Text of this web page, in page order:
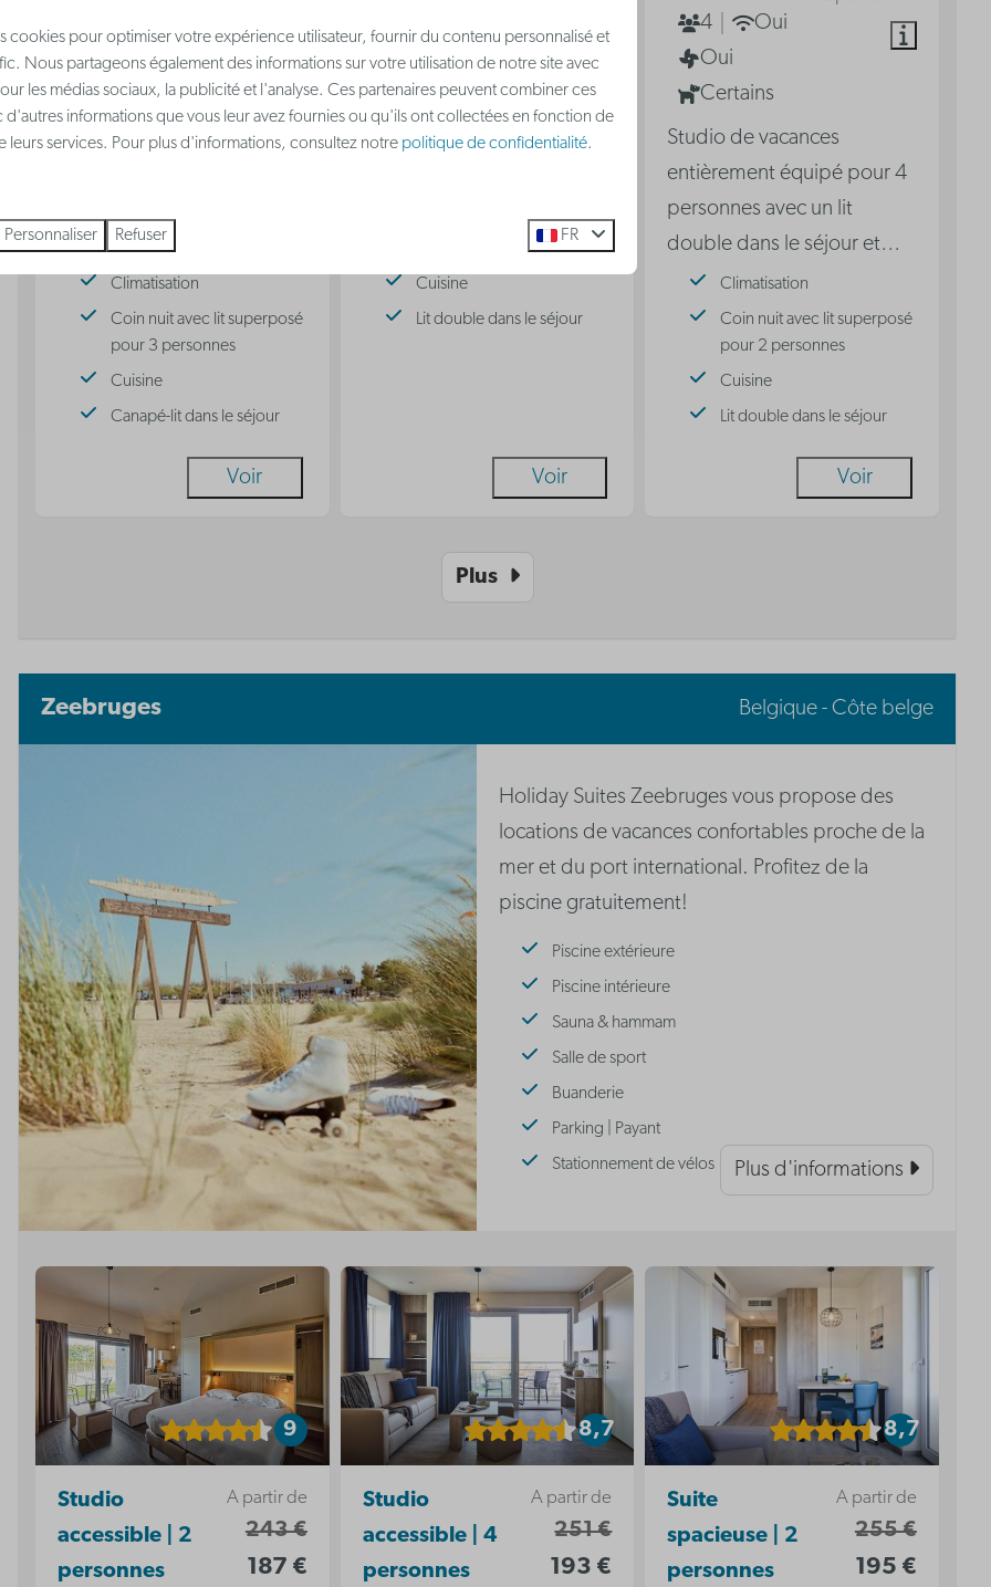
Côte belge
5
0 Oui
Oui
couples et familles
Climatisation
Coin nuit avec lit superposé
pour 3 personnes
Cuisine
Canapé-lit dans le séjour
Voir
2
Oui
Oui
2
Studio de vacances
Cuisine
Lit double dans le séjour
Voir
4
Oui
Oui
Certains
Studio de vacances
entièrement équipé pour 4
personnes avec un lit
double dans le séjour et…
Climatisation
Coin nuit avec lit superposé
pour 2 personnes
Cuisine
Lit double dans le séjour
Voir
Plus
Zeebruges Belgique - Côte belge
Holiday Suites Zeebruges vous propose des
locations de vacances confortables proche de la
mer et du port international. Profitez de la
piscine gratuitement!
Piscine extérieure
Piscine intérieure
Sauna & hammam
Salle de sport
Buanderie
Parking | Payant
Stationnement de vélos
Plus d'informations
9
A partir de
243 €
187 €
Studio
accessible | 2
personnes
8,7
A partir de
251 €
193 €
Studio
accessible | 4
personnes
8,7
A partir de
255 €
195 €
Suite
spacieuse | 2
personnes
cookies pour optimiser votre expérience utilisateur, fournir du contenu personnalisé et
Nous partageons également des informations sur votre utilisation de notre site avec
les médias sociaux, la publicité et l'analyse. Ces partenaires peuvent combiner ces
d'autres informations que vous leur avez fournies ou qu'ils ont collectées en fonction de
leurs services. Pour plus d'informations, consultez notre politique de confidentialité.
Personnaliser Refuser FR